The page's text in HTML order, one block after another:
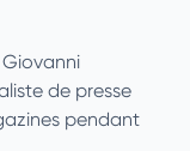
Giovanni
de presse
pendant